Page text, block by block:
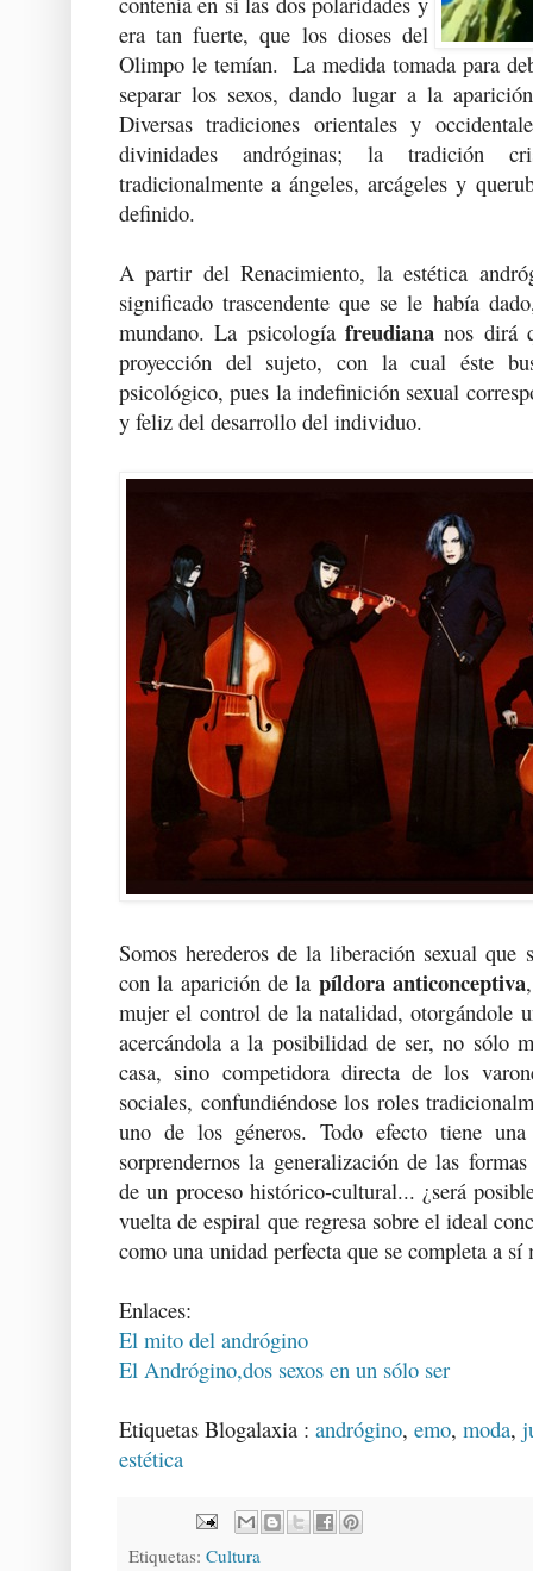
era tan fuerte, que los dioses del
Olimpo le temían. La medida tomada para
separar los sexos, dando lugar a la
Diversas tradiciones orientales y
divinidades andróginas; la tradición
tradicionalmente a ángeles, arcágeles y
definido.
A partir del Renacimiento, la estética
significado trascendente que se le había
mundano. La psicología freudiananos dirá
proyección del sujeto, con la cual éste
psicológico, pues la indefinición sexual
y feliz del desarrollo del individuo.
Somos herederos de la liberación sexual
con la aparición de la píldora anticonceptiva
mujer el control de la natalidad, otorgándole
acercándola a la posibilidad de ser, no sólo
casa, sino competidora directa de los
sociales, confundiéndose los roles
uno de los géneros. Todo efecto tiene
sorprendernos la generalización de las
de un proceso histórico-cultural... ¿será
vuelta de espiral que regresa sobre el ideal
como una unidad perfecta que se completa a sí
Enlaces:
El mito del andrógino
El Andrógino,dos sexos en un sólo ser
Etiquetas Blogalaxia : andrógino, emo, moda,
estética
Etiquetas: Cultura